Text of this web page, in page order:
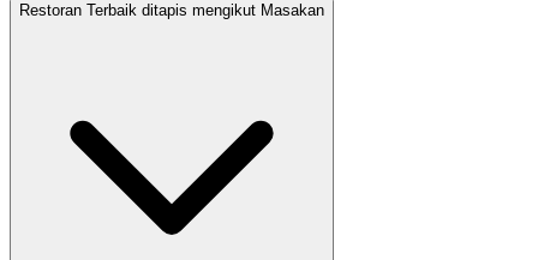
Restoran Terbaik ditapis mengikut Masakan